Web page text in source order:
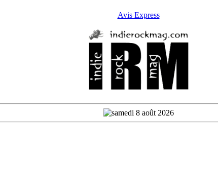
Avis Express